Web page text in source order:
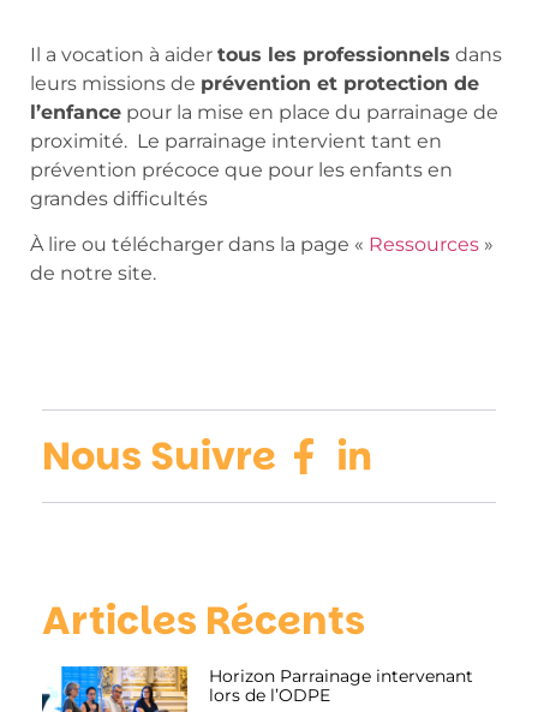
Il a vocation à aider tous les professionnels dans
leurs missions de prévention et protection de
l’enfance pour la mise en place du parrainage de
proximité. Le parrainage intervient tant en
prévention précoce que pour les enfants en
grandes difficultés
À lire ou télécharger dans la page « Ressources »
de notre site.
Nous Suivre
Articles Récents
Horizon Parrainage intervenant
lors de l’ODPE